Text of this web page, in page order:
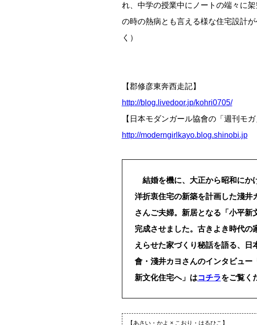
れ、中学の授業中にノートの端々に
の時の熱病とも言える様な住宅設計
く）
【郡修彦東奔西走記】
http://blog.livedoor.jp/kohri0705/
【日本モダンガール協會の「週刊モガ
http://moderngirlkayo.blog.shinobi.jp
結婚を機に、大正から昭和にか
洋折衷住宅の新築を計画した淺井
さんご夫婦。新居となる「小平新
完成させました。古きよき時代の
えらせた家づくり秘話を語る、日
會・淺井カヨさんのインタビュー
新文化住宅へ」はコチラをご覧く
【あさい・かよ × こおり・はるひこ】